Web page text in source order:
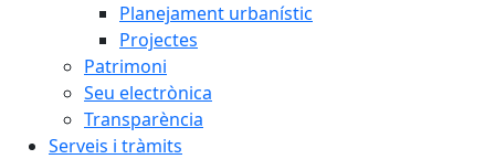
Planejament urbanístic
Projectes
Patrimoni
Seu electrònica
Transparència
Serveis i tràmits